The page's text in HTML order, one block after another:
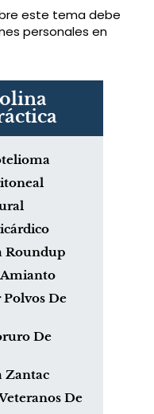
este tema debe
personales en
Roundup
De
De
Zantac
De